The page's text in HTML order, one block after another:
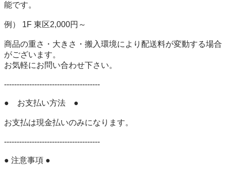
能です。
例） 1F 東区2,000円～
商品の重さ・大きさ・搬入環境により配送料が変動する場合
がございます。
お気軽にお問い合わせ下さい。
--------------------------------------
●　お支払い方法　●
お支払は現金払いのみになります。
--------------------------------------
● 注意事項 ●